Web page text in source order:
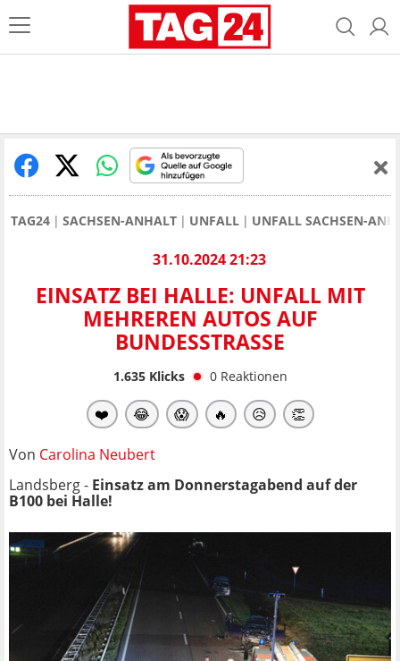
TAG24 SACHSEN-ANHALT UNFALL UNFALL SACHSEN-
31.10.2024 21:23
EINSATZ BEI HALLE: UNFALL MIT
MEHREREN AUTOS AUF
BUNDESSTRASSE
1.635Klicks 0 Reaktionen
❤️ 😂 😱 🔥 😥 👏
Von Carolina Neubert
Landsberg - Einsatz am Donnerstagabend auf der
B100 bei Halle!